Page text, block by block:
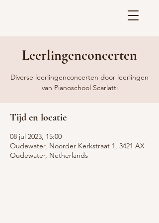
Leerlingenconcerten
Diverse leerlingenconcerten door leerlingen
van Pianoschool Scarlatti
Tijd en locatie
08 jul 2023, 15:00
Oudewater, Noorder Kerkstraat 1, 3421 AX
Oudewater, Netherlands